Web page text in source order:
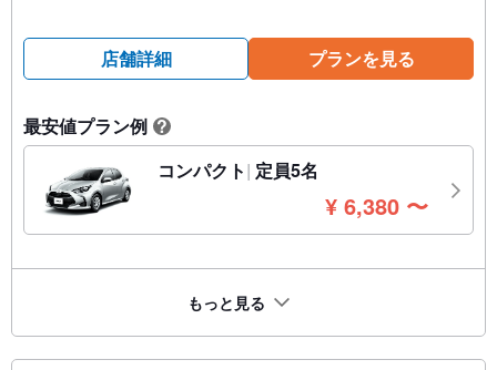
店舗詳細 プランを見る
最安値プラン例 ?
コンパクト 定員5名
¥ 6,380 円
〜
もっと見る